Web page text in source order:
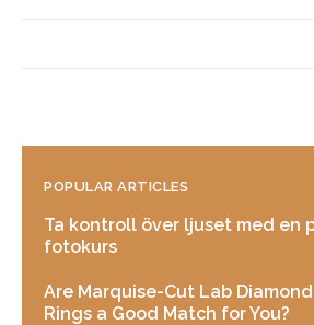
POPULAR ARTICLES
Ta kontroll över ljuset med en
fotokurs
Are Marquise-Cut Lab
Rings a Good Match for You?